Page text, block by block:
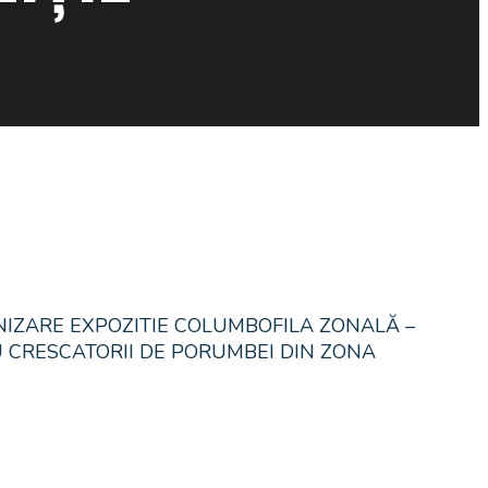
EXPOZITIE COLUMBOFILA ZONALĂ –
DE PORUMBEI DIN ZONA